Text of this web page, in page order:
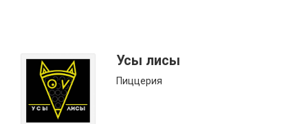
Усы лисы
Пиццерия